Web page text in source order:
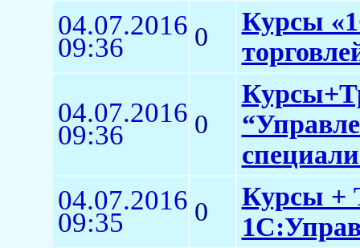
04.07.2016
09:36 0
Курсы
04.07.2016
09:36 0
04.07.2016
09:35 0
Курсы +